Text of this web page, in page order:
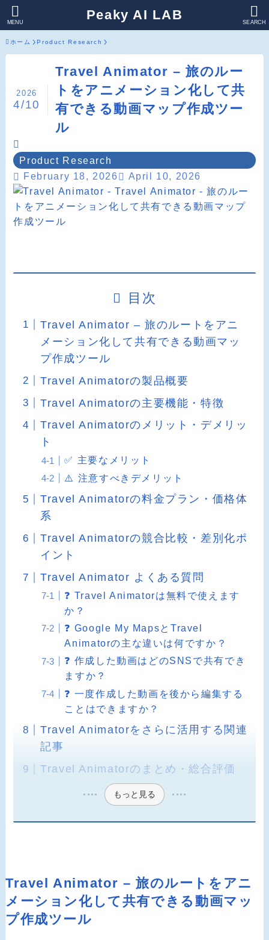
Peaky AI LAB SEARCH
MENU
ホーム Product Research
Travel Animator – 旅のルー
トをアニメーション化して共
有できる動画マップ作成ツー
ル
2026
4/10
Product Research
February 18, 2026
April 10, 2026
目次
Travel Animator – 旅のルートをアニ
メーション化して共有できる動画マッ
プ作成ツール
Travel Animatorの製品概要
Travel Animatorの主要機能・特徴
Travel Animatorのメリット・デメリッ
ト
✅ 主要なメリット
⚠️ 注意すべきデメリット
Travel Animatorの料金プラン・価格体
系
Travel Animatorの競合比較・差別化ポ
イント
Travel Animator よくある質問
❓ Travel Animatorは無料で使えます
か？
❓ Google My MapsとTravel
Animatorの主な違いは何ですか？
❓ 作成した動画はどのSNSで共有でき
ますか？
❓ 一度作成した動画を後から編集する
ことはできますか？
Travel Animatorをさらに活用する関連
記事
Travel Animatorのまとめ・総合評価
もっと見る
Travel Animator – 旅のルートをアニ
メーション化して共有できる動画マッ
プ作成ツール